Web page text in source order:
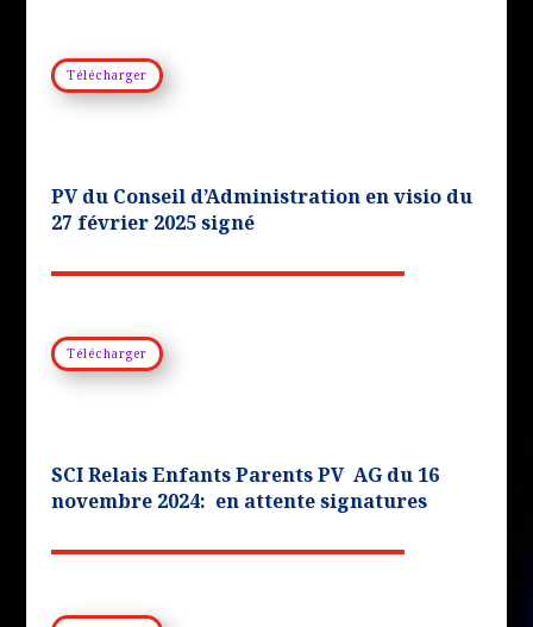
Télécharger
PV du Conseil d’Administration en visio du
27 février 2025 signé
Télécharger
SCI Relais Enfants Parents PV AG du 16
novembre 2024: en attente signatures